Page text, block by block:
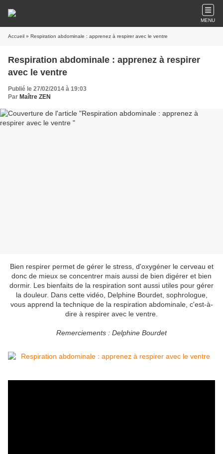
MENU
Accueil » Respiration abdominale : apprenez à respirer avec le ventre
Respiration abdominale : apprenez à respirer
avec le ventre
Publié le 27/02/2014 à 19:03
Par Maître ZEN
Bien respirer permet de gérer le stress, d'oxygéner le cerveau et
donc de mieux se concentrer mais aussi de bien digérer et bien
dormir. Les bienfaits de la respiration sont aussi utiles pour gérer
la douleur. Dans cette vidéo, Delphine Bourdet, sophrologue,
vous apprend la technique de la respiration abdominale, c'est-à-
dire à respirer avec le ventre.
Remerciements : Delphine Bourdet